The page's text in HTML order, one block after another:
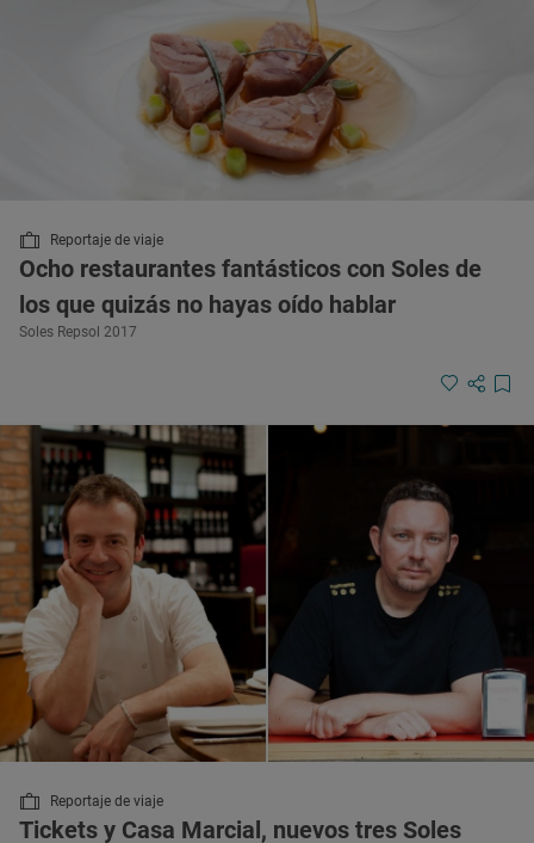
Reportaje de viaje
Ocho restaurantes fantásticos con Soles de
los que quizás no hayas oído hablar
Soles Repsol 2017
Reportaje de viaje
Tickets y Casa Marcial, nuevos tres Soles